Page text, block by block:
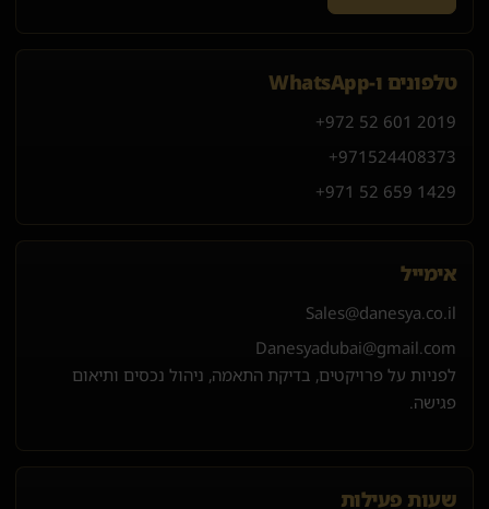
טלפונים ו-WhatsApp
+972 52 601 2019
+971 524408373
+971 52 659 1429
אימייל
Sales@danesya.co.il
Danesyadubai@gmail.com
לפניות על פרויקטים, בדיקת התאמה, ניהול נכסים ותיאום
פגישה.
שעות פעילות